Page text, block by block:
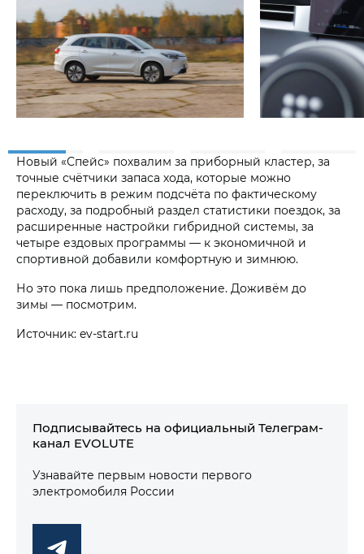
Новый «Спейс» похвалим за приборный кластер, за
точные счётчики запаса хода, которые можно
переключить в режим подсчёта по фактическому
расходу, за подробный раздел статистики поездок, за
расширенные настройки гибридной системы, за
четыре ездовых программы — к экономичной и
спортивной добавили комфортную и зимнюю.
Но это пока лишь предположение. Доживём до
зимы — посмотрим.
Источник: ev-start.ru
Подписывайтесь на официальный Телеграм-
канал EVOLUTE
Узнавайте первым новости первого
электромобиля России